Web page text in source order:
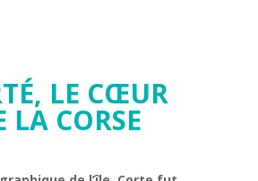
LE CŒUR
LA CORSE